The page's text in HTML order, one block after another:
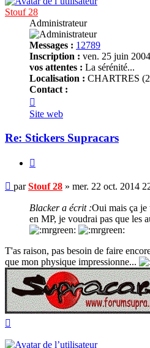
Stouf 28
Administrateur
Messages : 12789
Inscription : ven. 25 juin
vos attentes : La sérénité...
Localisation : CHARTRES
Contact :
Stouf
28
Site web
Re: Stickers Supracars
Message
non
parStouf 28 » mer. 22 oct. 2014
Blacker a écrit :Oui mais ça je
en MP, je voudrai pas que les
T'as raison, pas besoin de faire
que mon physique impressionne...